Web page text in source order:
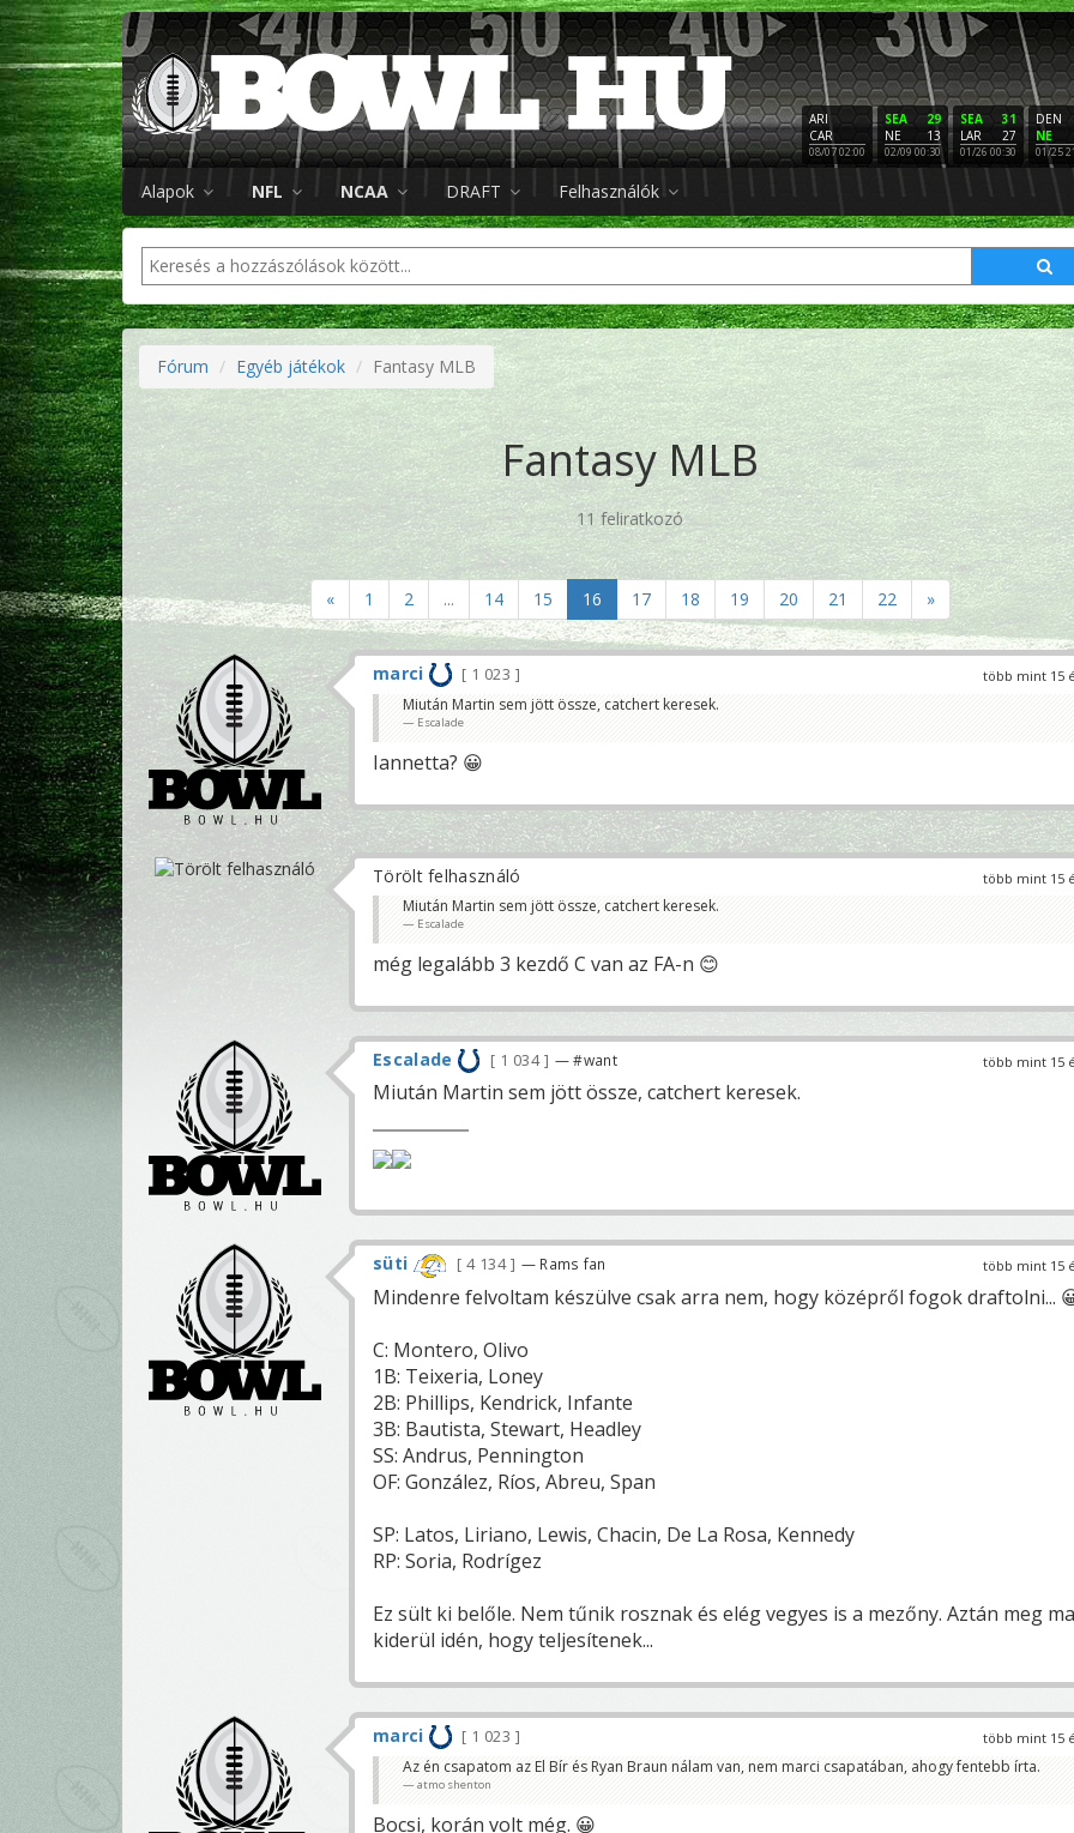
ARI
CAR
08/07 02:00
29
SEA
13
NE
02/09 00:30
31
SEA
27
LAR
01/26 00:30
DEN
NE
01/25
Alapok NFL NCAA DRAFT Felhasználók
Fórum Egyéb játékok Fantasy MLB
Fantasy MLB
11 feliratkozó
« 1 2 ... 14 15 16 17 18 19 20 21 22 »
több mint 15
marci
1 023
Miután Martin sem jött össze, catchert keresek.
Escalade
Iannetta? 😀
több mint 15
Törölt felhasználó
Miután Martin sem jött össze, catchert keresek.
Escalade
még legalább 3 kezdő C van az FA-n 😊
több mint 15
Escalade 1 034 — #want
Miután Martin sem jött össze, catchert keresek.
több mint 15
süti 4 134 — Rams fan
Mindenre felvoltam készülve csak arra nem, hogy középről fogok draftolni...
C: Montero, Olivo
1B: Teixeria, Loney
2B: Phillips, Kendrick, Infante
3B: Bautista, Stewart, Headley
SS: Andrus, Pennington
OF: González, Ríos, Abreu, Span
SP: Latos, Liriano, Lewis, Chacin, De La Rosa, Kennedy
RP: Soria, Rodrígez
Ez sült ki belőle. Nem tűnik rosznak és elég vegyes is a mezőny. Aztán meg
kiderül idén, hogy teljesítenek...
több mint 15
marci
1 023
Az én csapatom az El Bír és Ryan Braun nálam van, nem marci csapatában, ahogy fentebb írta.
atmo shenton
Bocsi, korán volt még. 😀